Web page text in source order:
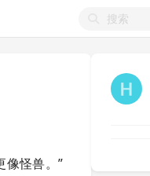
怪兽。”